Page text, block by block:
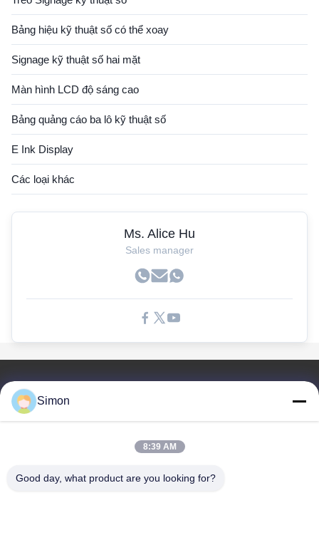
Bảng hiệu kỹ thuật số có thể xoay
Signage kỹ thuật số hai mặt
Màn hình LCD độ sáng cao
Bảng quảng cáo ba lô kỹ thuật số
E Ink Display
Các loại khác
Ms. Alice Hu
Sales manager
Video
Blog
Simon
8:39 AM
Good day, what product are you looking for?